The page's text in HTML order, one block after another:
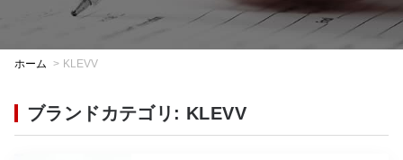
ホーム > KLEVV
ブランドカテゴリ: KLEVV